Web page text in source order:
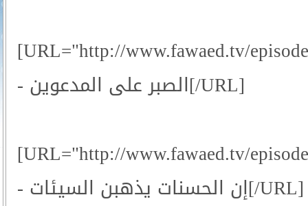
[URL="http://www.fawaed.tv/
- الصبر على المدعوين[/URL]
[URL="http://www.fawaed.tv/
- إن الحسنات يذهبن السيئات[/URL]